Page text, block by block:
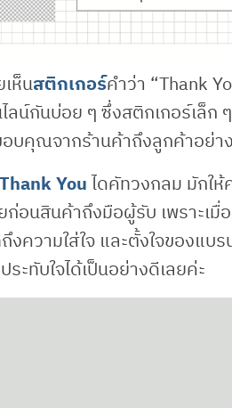
ห็นสติกเกอร์คำว่า “Thank
ลน์กันบ่อย ๆ ซึ่งสติกเกอร์เล็ก
บคุณจากร้านค้าถึงลูกค้าอย่า
Youไดคัทวงกลม มักใ
ก่อนสินค้าถึงมือผู้รับ เพราะเ
งความใส่ใจ และตั้งใจของแบ
ระทับใจได้เป็นอย่างดีเลยค่ะ